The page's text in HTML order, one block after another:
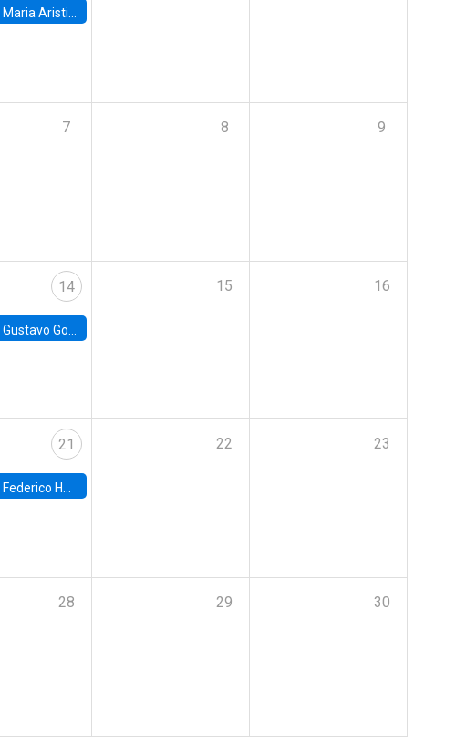
Maria Aristizabal-Ramirez, FED Board
7 8 9
14
Gustavo González - Banco Central de Chile
15 16
21
Federico Huneeus - Banco Central de Chile
22 23
28 29 30